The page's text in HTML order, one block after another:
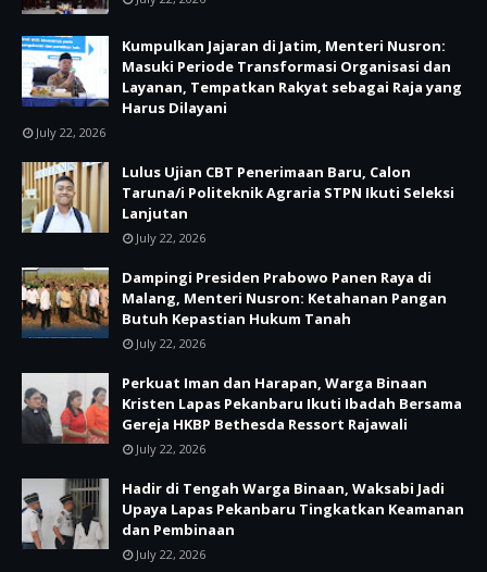
Kumpulkan Jajaran di Jatim, Menteri Nusron:
Masuki Periode Transformasi Organisasi dan
Layanan, Tempatkan Rakyat sebagai Raja yang
Harus Dilayani
July 22, 2026
Lulus Ujian CBT Penerimaan Baru, Calon
Taruna/i Politeknik Agraria STPN Ikuti Seleksi
Lanjutan
July 22, 2026
Dampingi Presiden Prabowo Panen Raya di
Malang, Menteri Nusron: Ketahanan Pangan
Butuh Kepastian Hukum Tanah
July 22, 2026
Perkuat Iman dan Harapan, Warga Binaan
Kristen Lapas Pekanbaru Ikuti Ibadah Bersama
Gereja HKBP Bethesda Ressort Rajawali
July 22, 2026
Hadir di Tengah Warga Binaan, Waksabi Jadi
Upaya Lapas Pekanbaru Tingkatkan Keamanan
dan Pembinaan
July 22, 2026